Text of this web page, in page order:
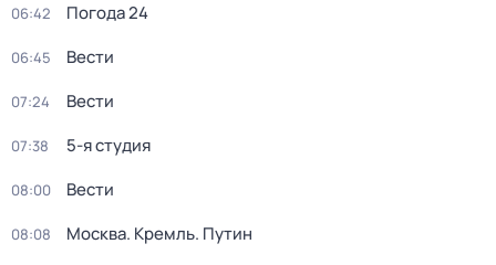
06:42 Погода 24
06:45 Вести
07:24 Вести
07:38 5-я студия
08:00 Вести
08:08 Москва. Кремль. Путин